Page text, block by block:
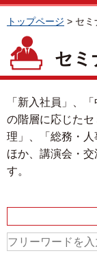
トップページ > セミ
セミ
「新入社員」、
の階層に応じた
理」、「総務・
ほか、講演会・
す。